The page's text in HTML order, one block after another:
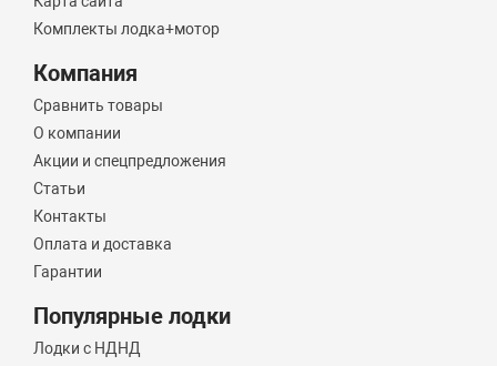
Комплекты лодка+мотор
Компания
Сравнить товары
О компании
Акции и спецпредложения
Статьи
Контакты
Оплата и доставка
Гарантии
Популярные лодки
Лодки с НДНД